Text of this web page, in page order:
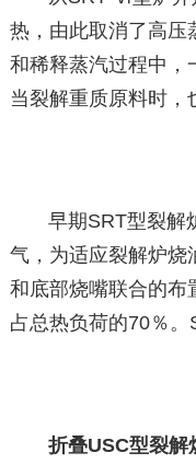
热，由此取消了高压
和稀释蒸汽过程中，
当裂解重质原料时，
早期SRT型裂解
气，为适应裂解炉烧
和底部烧嘴联合的布
占总热负荷的70％
折叠USC型裂解